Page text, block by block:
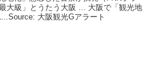
大級」とうたう大阪 ... 大阪で「観光地
大阪観光Gアラート